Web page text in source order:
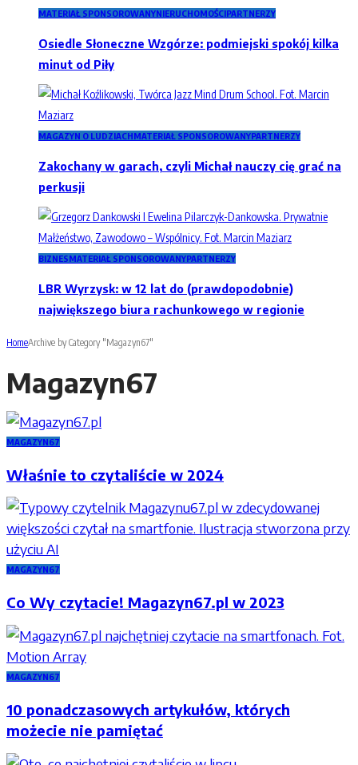
MATERIAŁ SPONSOROWANYNIERUCHOMOŚCIPARTNERZY
Osiedle Słoneczne Wzgórze: podmiejski spokój kilka
minut od Piły
MAGAZYN O LUDZIACHMATERIAŁ SPONSOROWANYPARTNERZY
Zakochany w garach, czyli Michał nauczy cię grać na
perkusji
BIZNESMATERIAŁ SPONSOROWANYPARTNERZY
LBR Wyrzysk: w 12 lat do (prawdopodobnie)
największego biura rachunkowego w regionie
HomeArchive by Category "Magazyn67"
Magazyn67
MAGAZYN67
Właśnie to czytaliście w 2024
MAGAZYN67
Co Wy czytacie! Magazyn67.pl w 2023
MAGAZYN67
10 ponadczasowych artykułów, których
możecie nie pamiętać